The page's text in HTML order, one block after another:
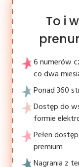
To i
6 numerów
co dwa
Ponad 360
Dostęp do
formie
Pełen
premium
Nagrania z